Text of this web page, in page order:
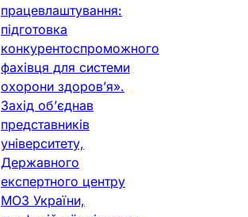
працевлаштування:
підготовка
конкурентоспроможного
фахівця для системи
охорони здоров’я».
Захід об’єднав
представників
університету,
Державного
експертного центру
МОЗ України,